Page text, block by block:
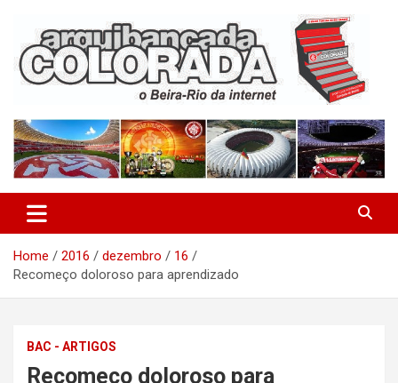
content
Arquibancada Colorada
Home 2016 dezembro
16
Recomeço doloroso para aprendizado
BAC - ARTIGOS
Recomeço doloroso para